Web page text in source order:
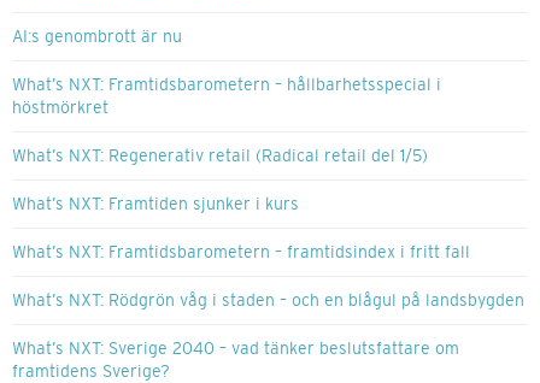
AI:s genombrott är nu
What’s NXT: Framtidsbarometern – hållbarhetsspecial i
höstmörkret
What’s NXT: Regenerativ retail (Radical retail del 1/5)
What’s NXT: Framtiden sjunker i kurs
What’s NXT: Framtidsbarometern – framtidsindex i fritt fall
What’s NXT: Rödgrön våg i staden – och en blågul på landsbygden
What’s NXT: Sverige 2040 – vad tänker beslutsfattare om
framtidens Sverige?